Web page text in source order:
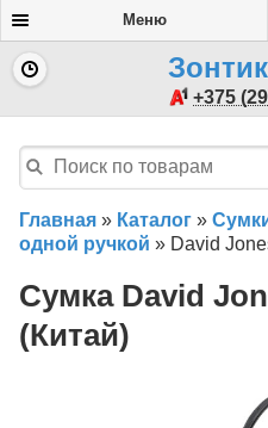
Меню
+375
Главная » Каталог »
одной ручкой » David
Сумка David
(Китай)